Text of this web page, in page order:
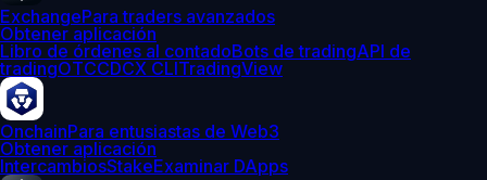
ExchangePara traders avanzados
Obtener aplicación
Libro de órdenes al contadoBots de tradingAPI de
tradingOTCCDCX CLITradingView
OnchainPara entusiastas de Web3
Obtener aplicación
IntercambiosStakeExaminar DApps